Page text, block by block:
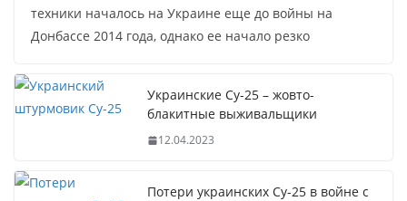
техники началось на Украине еще до войны на
Донбассе 2014 года, однако ее начало резко
Украинские Су-25 – жовто-
блакитные выживальщики
12.04.2023
Потери украинских Су-25 в войне с